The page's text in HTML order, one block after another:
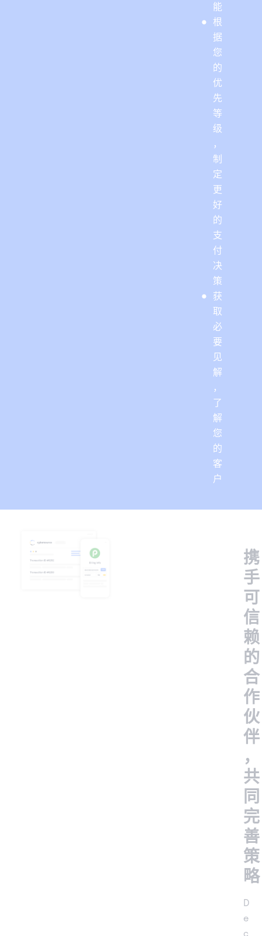
能
根
据
您
的
优
先
等
级
，
制
定
更
好
的
支
付
决
策
获
取
必
要
见
解
，
了
解
您
的
客
户
携
手
可
信
赖
的
合
作
伙
伴
，
共
同
完
善
策
略
D
e
c